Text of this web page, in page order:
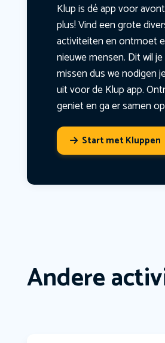
Klup is dé app voor
plus! Vind een grote
activiteiten en ontmoet
nieuwe mensen. Dit wil
missen dus we nodigen
uit voor de Klup app.
geniet en ga er samen
Start met Kluppen
Andere